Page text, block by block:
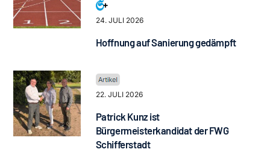
24. JULI 2026
Hoffnung auf Sanierung gedämpft
22. JULI 2026
Patrick Kunz ist
Bürgermeisterkandidat der FWG
Schifferstadt